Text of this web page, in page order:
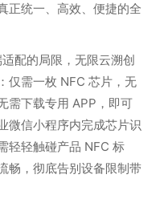
正统一、高效、便捷的全
配的局限，无限云溯创
仅需一枚 NFC 芯片，无
需下载专用 APP，即可
微信小程序内完成芯片识
轻轻触碰产品 NFC 标
畅，彻底告别设备限制带